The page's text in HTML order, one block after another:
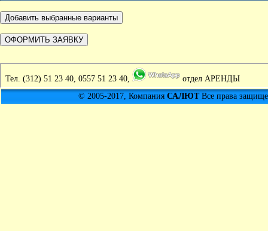
Тел. (312) 51 23 40, 0557 51 23 40,
отдел АРЕНДЫ
© 2005-2017, Компания САЛЮТВсе права